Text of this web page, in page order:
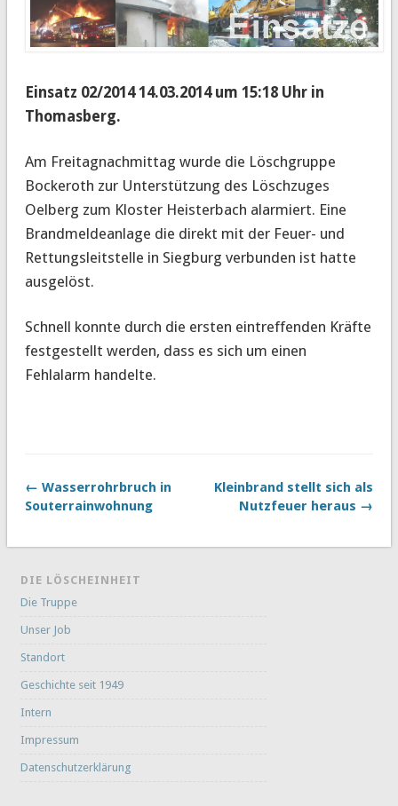
Einsatz 02/2014 14.03.2014 um 15:18 Uhr in
Thomasberg.
Am Freitagnachmittag wurde die Löschgruppe
Bockeroth zur Unterstützung des Löschzuges
Oelberg zum Kloster Heisterbach alarmiert. Eine
Brandmeldeanlage die direkt mit der Feuer- und
Rettungsleitstelle in Siegburg verbunden ist hatte
ausgelöst.
Schnell konnte durch die ersten eintreffenden Kräfte
festgestellt werden, dass es sich um einen
Fehlalarm handelte.
← Wasserrohrbruch in
Souterrainwohnung
Kleinbrand stellt sich als
Nutzfeuer heraus →
DIE LÖSCHEINHEIT
Die Truppe
Unser Job
Standort
Geschichte seit 1949
Intern
Impressum
Datenschutzerklärung